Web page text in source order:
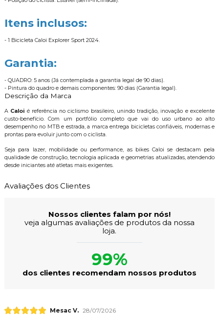
Itens inclusos:
- 1 Bicicleta Caloi Explorer Sport 2024.
Garantia:
- QUADRO: 5 anos (Já contemplada a garantia legal de 90 dias).
- Pintura do quadro e demais componentes: 90 dias (Garantia legal).
Descrição da Marca
A Caloi é referência no ciclismo brasileiro, unindo tradição, inovação e excelente
custo-benefício. Com um portfólio completo que vai do uso urbano ao alto
desempenho no MTB e estrada, a marca entrega bicicletas confiáveis, modernas e
prontas para evoluir junto com o ciclista.
Seja para lazer, mobilidade ou performance, as bikes Caloi se destacam pela
qualidade de construção, tecnologia aplicada e geometrias atualizadas, atendendo
desde iniciantes até atletas mais exigentes.
Avaliações dos Clientes
Nossos clientes falam por nós!
veja algumas avaliações de produtos da nossa
loja.
99%
dos clientes recomendam nossos produtos
Mesac V. 28/07/2026